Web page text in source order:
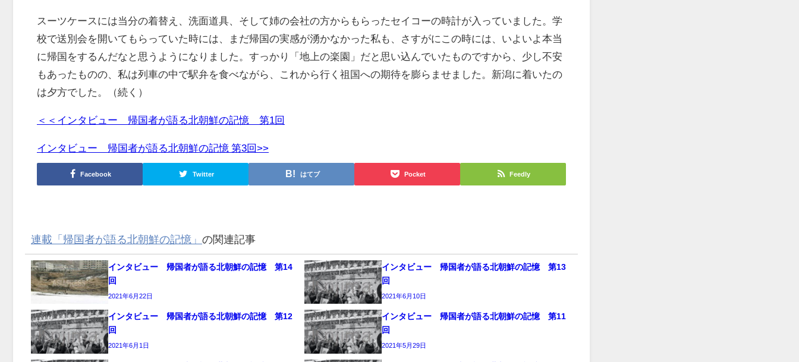
スーツケースには当分の着替え、洗面道具、そして姉の会社の方からもらったセイコーの時計が入っていました。学
校で送別会を開いてもらっていた時には、まだ帰国の実感が湧かなかった私も、さすがにこの時には、いよいよ本当
に帰国をするんだなと思うようになりました。すっかり「地上の楽園」だと思い込んでいたものですから、少し不安
もあったものの、私は列車の中で駅弁を食べながら、これから行く祖国への期待を膨らませました。新潟に着いたの
は夕方でした。（続く）
＜＜インタビュー 帰国者が語る北朝鮮の記憶 第1回
インタビュー 帰国者が語る北朝鮮の記憶 第3回>>
Facebook Twitter はてブ Pocket Feedly
連載「帰国者が語る北朝鮮の記憶」 の関連記事
インタビュー 帰国者が語る北朝鮮の記憶 第14
回
2021年6月22日
インタビュー 帰国者が語る北朝鮮の記憶 第13
回
2021年6月10日
インタビュー 帰国者が語る北朝鮮の記憶 第12
回
2021年6月1日
インタビュー 帰国者が語る北朝鮮の記憶 第11
回
2021年5月29日